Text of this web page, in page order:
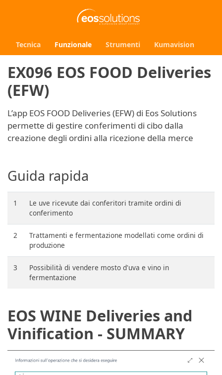
Tecnica Funzionale Strumenti Kumavision
EX096 EOS FOOD Deliveries
(EFW)
L’app EOS FOOD Deliveries (EFW) di Eos Solutions
permette di gestire conferimenti di cibo dalla
creazione degli ordini alla ricezione della merce
Guida rapida
1
Le uve ricevute dai conferitori tramite ordini di
conferimento
2
Trattamenti e fermentazione modellati come ordini di
produzione
3
Possibilità di vendere mosto d'uva e vino in
fermentazione
EOS WINE Deliveries and
Vinification - SUMMARY